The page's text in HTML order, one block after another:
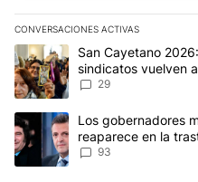
CONVERSACIONES ACTIVAS
Este listado muestra los
Un artículo de tendencia con
San Cayetano
sindicatos vuelven
reclamos al Gobierno
29
Un artículo de tendencia con
Los gobernadores
reaparece en la
93